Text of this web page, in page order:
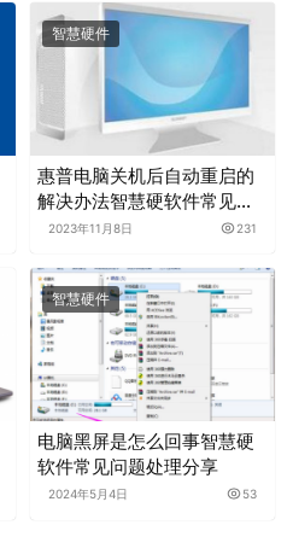
智慧硬件
惠普电脑关机后自动重启的
解决办法智慧硬软件常见问
题处理分享
2023年11月8日 231
智慧硬件
电脑黑屏是怎么回事智慧硬
软件常见问题处理分享
2024年5月4日 53